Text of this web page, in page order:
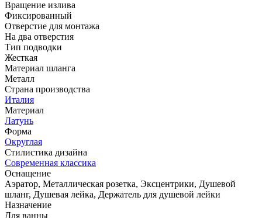
Вращение излива
Фиксированный
Отверстие для монтажа
На два отверстия
Тип подводки
Жесткая
Материал шланга
Металл
Страна производства
Италия
Материал
Латунь
Форма
Округлая
Стилистика дизайна
Современная классика
Оснащение
Аэратор, Металлическая розетка, Эксцентрики, Душевой
шланг, Душевая лейка, Держатель для душевой лейки
Назначение
Для ванны